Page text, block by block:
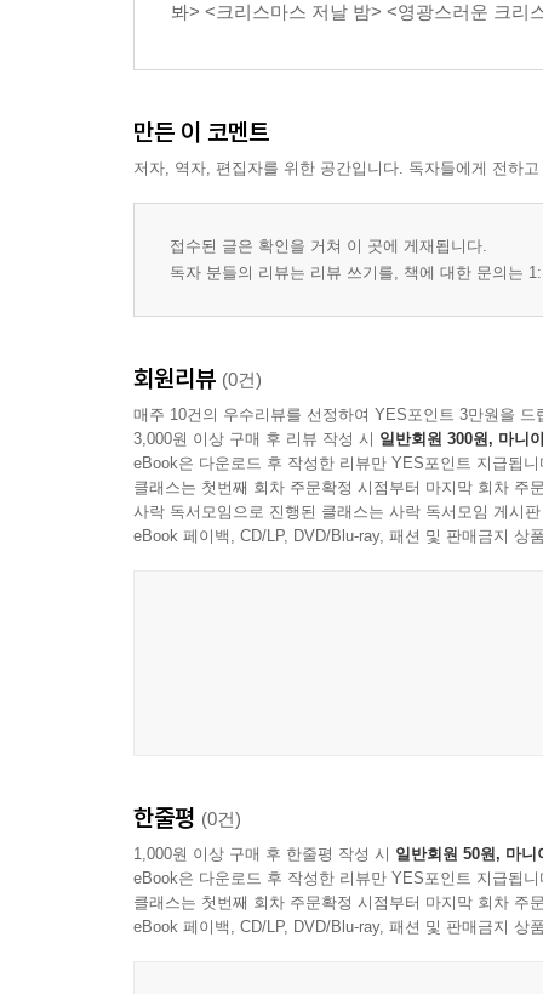
봐> <크리스마스 저날 밤> <영광스러운 크리
만든 이 코멘트
저자, 역자, 편집자를 위한 공간입니다. 독자들에게 전하
접수된 글은 확인을 거쳐 이 곳에 게재됩니다.
독자 분들의 리뷰는 리뷰 쓰기를, 책에 대한 문의는
회원리뷰 (0건)
매주 10건의 우수리뷰를 선정하여 YES포인트 3만원을 드
3,000원 이상 구매 후 리뷰 작성 시 일반회원 300원, 마니
eBook은 다운로드 후 작성한 리뷰만 YES포인트 지급됩니
클래스는 첫번째 회차 주문확정 시점부터 마지막 회차 주
사락 독서모임으로 진행된 클래스는 사락 독서모임 게시
eBook 페이백, CD/LP, DVD/Blu-ray, 패션 및 판매금지 상
한줄평 (0건)
1,000원 이상 구매 후 한줄평 작성 시 일반회원 50원, 마니
eBook은 다운로드 후 작성한 리뷰만 YES포인트 지급됩니
클래스는 첫번째 회차 주문확정 시점부터 마지막 회차 주
eBook 페이백, CD/LP, DVD/Blu-ray, 패션 및 판매금지 상